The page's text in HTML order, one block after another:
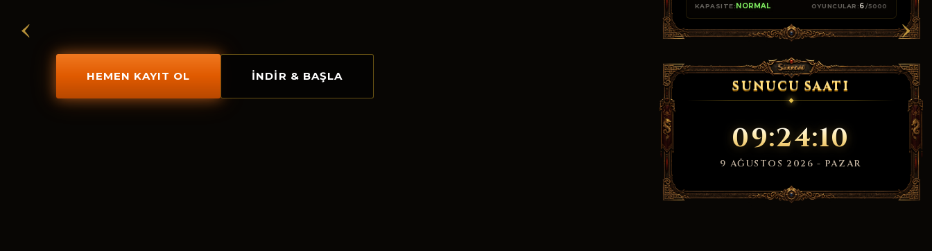
‹ ›
HEMEN KAYIT OL İNDIR & BAŞLA
KAPASITE:NORMAL OYUNCULAR:6/5000
SUNUCU SAATI
09:24:10
9 AĞUSTOS 2026 - PAZAR